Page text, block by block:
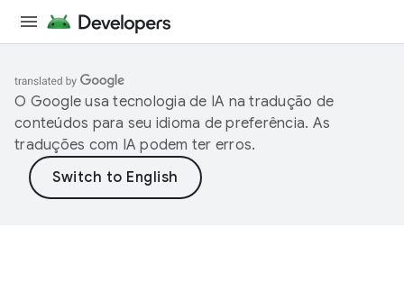
O Google usa tecnologia de IA na tradução de
conteúdos para seu idioma de preferência. As
traduções com IA podem ter erros.